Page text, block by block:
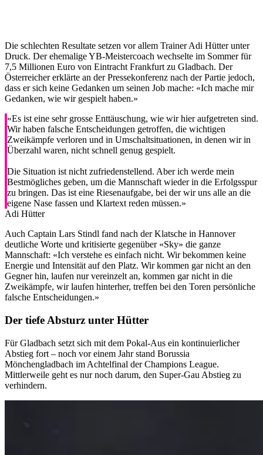
Die schlechten Resultate setzen vor allem Trainer Adi Hütter unter
Druck. Der ehemalige YB-Meistercoach wechselte im Sommer für
7,5 Millionen Euro von Eintracht Frankfurt zu Gladbach. Der
Österreicher erklärte an der Pressekonferenz nach der Partie jedoch,
dass er sich keine Gedanken um seinen Job mache: «Ich mache mir
Gedanken, wie wir gespielt haben.»
«Es ist eine sehr grosse Enttäuschung, wie wir hier aufgetreten sind.
Wir haben falsche Entscheidungen getroffen, die wichtigen
Zweikämpfe verloren und in Umschaltsituationen, in denen wir in
Überzahl waren, nicht schnell genug gespielt.
Die Situation ist nicht zufriedenstellend. Aber ich werde mein
Bestmögliches geben, um die Mannschaft wieder in die Erfolgsspur
zu bringen. Das ist eine Riesenaufgabe, bei der wir uns alle an die
eigene Nase fassen und Klartext reden müssen.»
Adi Hütter
Auch Captain Lars Stindl fand nach der Klatsche in Hannover
deutliche Worte und kritisierte gegenüber «Sky» die ganze
Mannschaft: «Ich verstehe es einfach nicht. Wir bekommen keine
Energie und Intensität auf den Platz. Wir kommen gar nicht an den
Gegner hin, laufen nur vereinzelt an, kommen gar nicht in die
Zweikämpfe, wir laufen hinterher, treffen bei den Toren persönliche
falsche Entscheidungen.»
Der tiefe Absturz unter Hütter
Für Gladbach setzt sich mit dem Pokal-Aus ein kontinuierlicher
Abstieg fort – noch vor einem Jahr stand Borussia
Mönchengladbach im Achtelfinal der Champions League.
Mittlerweile geht es nur noch darum, den Super-Gau Abstieg zu
verhindern.